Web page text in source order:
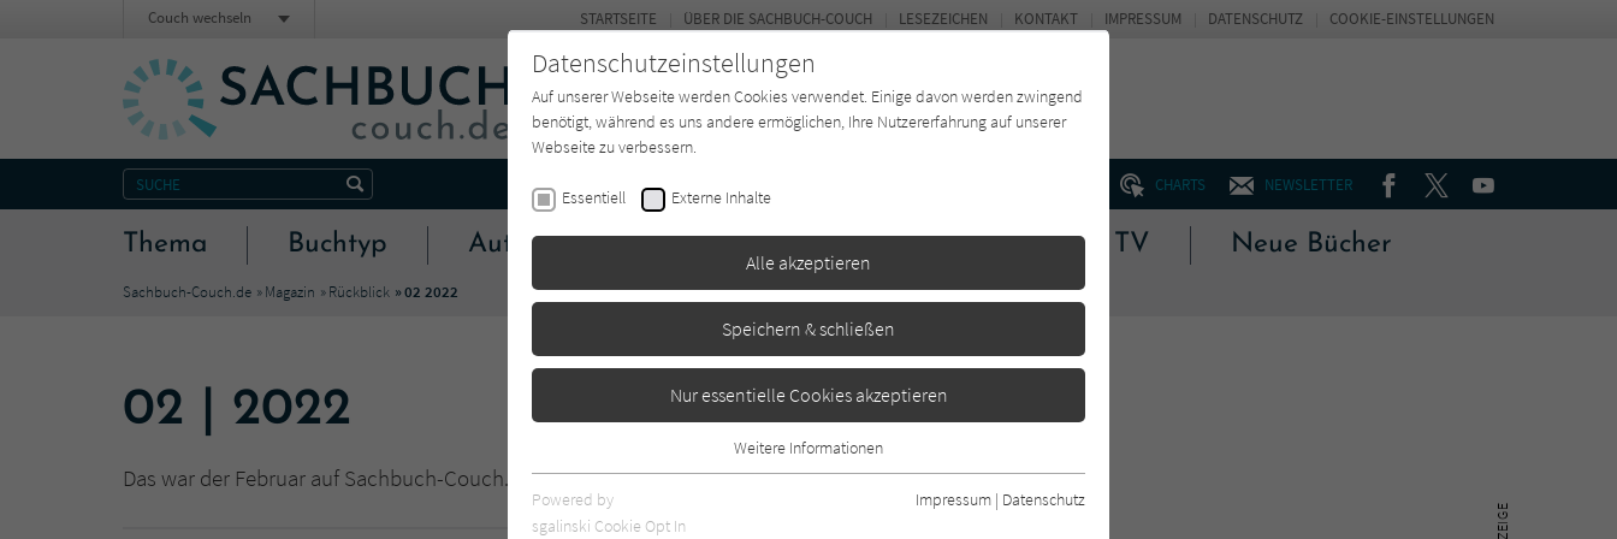
CHARTS NEWSLETTER FACEBOOKTWITTERYOUTUBE
Thema Buchtyp Autor*in Verlage Magazin Kino & TV Neue Bücher
STARTSEITE ÜBER DIE SACHBUCH-COUCH LESEZEICHEN KONTAKT IMPRESSUM DATENSCHUTZ COOKIE-EINSTELLUNGEN
Couch wechseln
Sachbuch-Couch.de Magazin Rückblick 02 2022
02 | 2022
Das war der Februar auf Sachbuch-Couch.de - alle Rezensionen, Artikel und Beiträge.
Datenschutzeinstellungen
Auf unserer Webseite werden Cookies verwendet. Einige davon werden zwingend
benötigt, während es uns andere ermöglichen, Ihre Nutzererfahrung auf unserer
Webseite zu verbessern.
Essentiell Externe Inhalte
Alle akzeptieren
Speichern & schließen
Nur essentielle Cookies akzeptieren
Essentielle Cookies werden für grundlegende Funktionen der Webseite
benötigt. Dadurch ist gewährleistet, dass die Webseite einwandfrei
Weitere Informationen
Powered by
sgalinski Cookie Opt In
Impressum | Datenschutz